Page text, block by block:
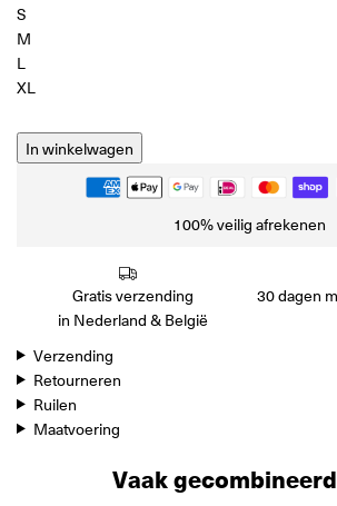
S
M
L
XL
In winkelwagen
100% veilig afrekenen
Gratis verzending
in Nederland & België
30 dagen
Verzending
Retourneren
Ruilen
Maatvoering
Vaak